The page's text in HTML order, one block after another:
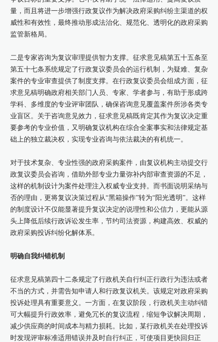
量，而且将进一步增强行政复议作为解决政府采购纠纷主渠道的权
威性和有效性，最终推动形成法治化、规范化、透明化的政府采购
监管新格局。
二是专家咨询为复议审理提供智力支撑。征求意见稿第五十五条至
第五十七条系统规定了行政复议委员会的运行机制，为疑难、复杂
案件的专业审查提供了制度支撑。在行政复议委员会组成方面，征
求意见稿明确政府相关部门人员、专家、学者参与，有助于形成跨
学科、多维度的专业评审团队，确保咨询意见覆盖案件所涉各类专
业盲区。关于咨询意见效力，征求意见稿既肯定其作为复议决定重
要参考的专业价值，又明确复议机构在综合全案事实和法律规定基
础上的独立裁决权，实现专业咨询与依法裁决的有机统一。
对于技术复杂、专业性强的政府采购案件，由复议机构主动提交行
政复议委员会咨询，借助外部专业力量弥补内部审查资源的不足，
这样的机制设计为案件处理注入权威专业支持。而书面说明采纳与
否的理由，更将复议决策过程从“黑箱操作”转为“阳光透明”。这样
的制度设计不仅能显著提升复议决定的说理性和公信力，更能从源
头上降低后续行政诉讼发生率，节约司法资源，构建高效、权威的
政府采购投诉纠纷化解体系。
明确自我纠错机制
征求意见稿第四十二条规定了行政机关自行纠正行政行为违法或者
不当的方式，并需告知申请人和行政复议机关。该规定对政府采购
投诉处理具有重要意义。一方面，在复议阶段，行政机关主动纠错
可大幅提升行政效率，避免冗长的复议流程，缩短争议解决周期，
减少供应商的时间成本与精力损耗。比如，某行政机关在处理投诉
时发现评审标准适用错误并及时自行纠正，可使项目更快回归正